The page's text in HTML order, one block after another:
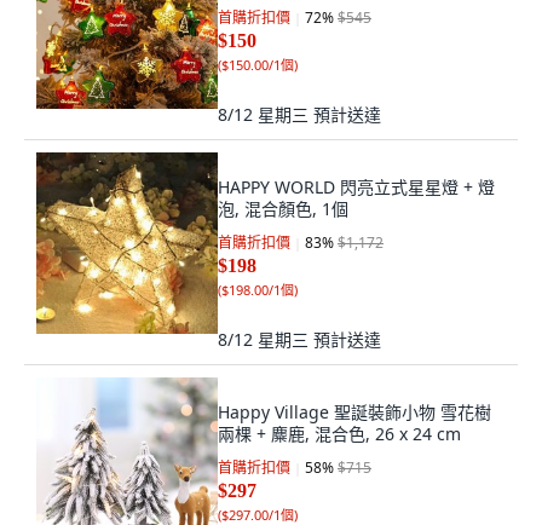
首購折扣價 72%$545
$150
($150.00/1個)
8/12 星期三 預計送達
HAPPY WORLD 閃亮立式星星燈 + 燈
泡, 混合顏色, 1個
首購折扣價 83%$1,172
$198
($198.00/1個)
8/12 星期三 預計送達
Happy Village 聖誕裝飾小物 雪花樹
兩棵 + 麋鹿, 混合色, 26 x 24 cm
首購折扣價 58%$715
$297
($297.00/1個)